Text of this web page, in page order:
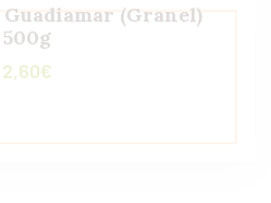
(Granel)
500g
2,60€